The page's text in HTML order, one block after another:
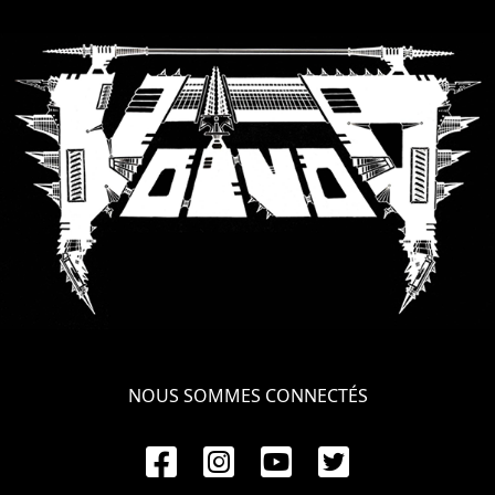
CREDITS
CHOISIR
UN
THÈME
SYMPHONIQUE
ANACHRONISM
NOUS SOMMES CONNECTÉS